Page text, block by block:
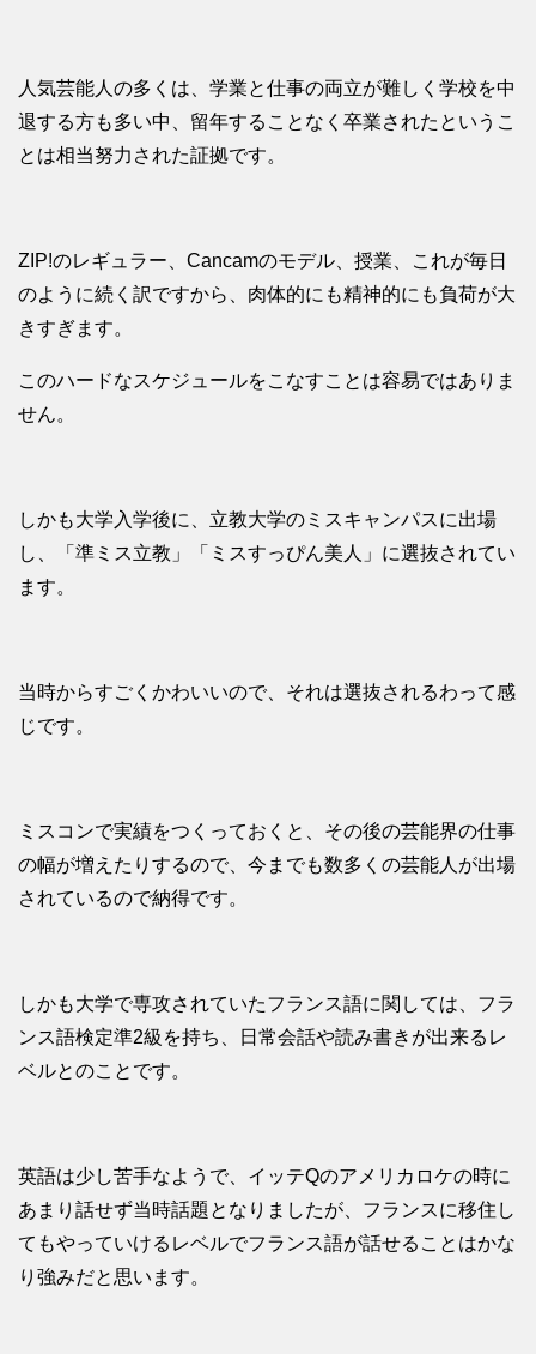
人気芸能人の多くは、学業と仕事の両立が難しく学校を中
退する方も多い中、留年することなく卒業されたというこ
とは相当努力された証拠です。
ZIP!のレギュラー、Cancamのモデル、授業、これが毎日
のように続く訳ですから、肉体的にも精神的にも負荷が大
きすぎます。
このハードなスケジュールをこなすことは容易ではありま
せん。
しかも大学入学後に、立教大学のミスキャンパスに出場
し、「準ミス立教」「ミスすっぴん美人」に選抜されてい
ます。
当時からすごくかわいいので、それは選抜されるわって感
じです。
ミスコンで実績をつくっておくと、その後の芸能界の仕事
の幅が増えたりするので、今までも数多くの芸能人が出場
されているので納得です。
しかも大学で専攻されていたフランス語に関しては、フラ
ンス語検定準2級を持ち、日常会話や読み書きが出来るレ
ベルとのことです。
英語は少し苦手なようで、イッテQのアメリカロケの時に
あまり話せず当時話題となりましたが、フランスに移住し
てもやっていけるレベルでフランス語が話せることはかな
り強みだと思います。